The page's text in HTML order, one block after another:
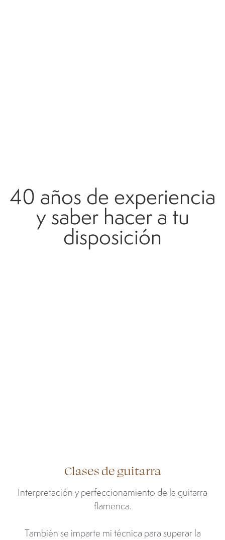
40 años de experiencia
y saber hacer a tu
disposición
Clases de guitarra
Interpretación y perfeccionamiento de la guitarra
flamenca.
También se imparte mi técnica para superar la